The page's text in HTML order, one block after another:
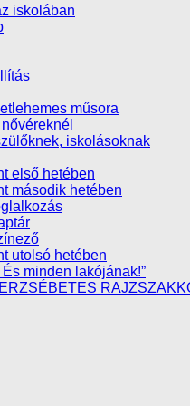
iskolában
műsora
iskolásoknak
első hetében
második hetében
utolsó hetében
minden lakójának!”